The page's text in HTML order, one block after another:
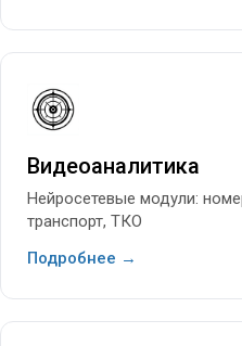
Видеоаналитика
Нейросетевые модули:
транспорт, ТКО
Подробнее →